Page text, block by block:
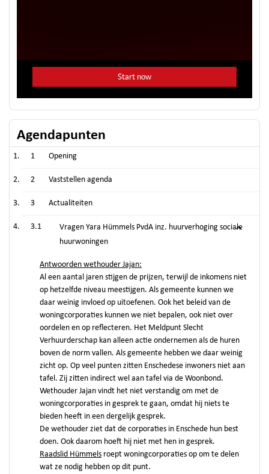
Agendapunten
1 Opening
2 Vaststellen agenda
3 Actualiteiten
3.1
Vragen Yara Hümmels PvdA inz. huurverhoging sociale
huurwoningen
Antwoorden wethouder Jajan:
Al een aantal jaren stijgen de prijzen, terwijl de inkomens niet
op hetzelfde niveau meestijgen. Als gemeente kunnen we
daar weinig invloed op uitoefenen. Ook het beleid van de
woningcorporaties kunnen we niet bepalen, ook niet over
oordelen en op reflecteren. Het Meldpunt Slecht
Verhuurderschap kan alleen actie ondernemen als de huren
boven de norm vallen. Als gemeente hebben we daar weinig
zicht op. Op veel punten zitten Enschedese inwoners niet aan
tafel. Zij zitten indirect wel aan tafel via de Woonbond.
Wethouder Jajan vindt het niet verstandig om met de
woningcorporaties in gesprek te gaan, omdat hij niets te
bieden heeft in een dergelijk gesprek.
De wethouder ziet dat de corporaties in Enschede hun best
doen. Ook daarom hoeft hij niet met hen in gesprek.
Raadslid Hümmels roept woningcorporaties op om te delen
wat ze nodig hebben op dit punt.